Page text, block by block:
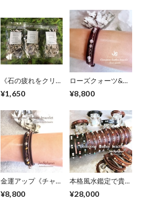
《石の疲れをクリア
イテム》セージ
¥1,650
ローズクォーツ&水
しさに)
¥8,800
金運アップ《チャン
徴》タイガーアイ/
¥8,800
本格風水鑑定で貴方
石で組合せる最強の
¥28,000